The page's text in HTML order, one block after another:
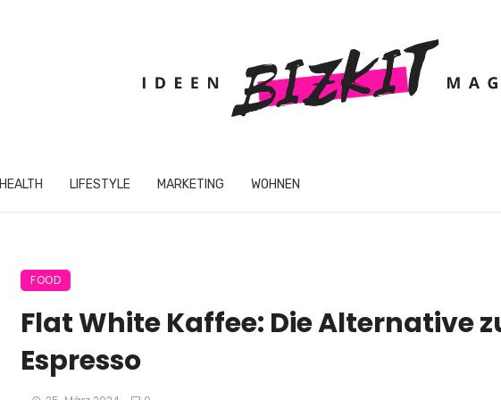
HEALTH LIFESTYLE MARKETING WOHNEN
FOOD
Flat White Kaffee: Die Alternative
Espresso